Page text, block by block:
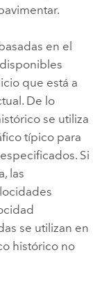
en el
que está a
De lo
se utiliza
típico para
Si
las
se utilizan en
histórico no